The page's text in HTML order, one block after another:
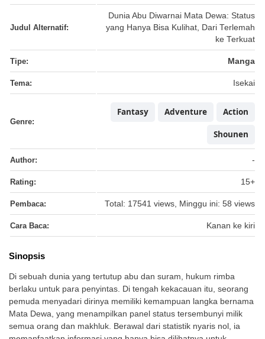
Judul Alternatif:
Dunia Abu Diwarnai Mata Dewa: Status
yang Hanya Bisa Kulihat, Dari Terlemah
ke Terkuat
Tipe: Manga
Tema: Isekai
Genre:
Action
Adventure
Fantasy
Shounen
Author: -
Rating: 15+
Pembaca: Total: 17541 views, Minggu ini: 58 views
Cara Baca: Kanan ke kiri
Sinopsis
Di sebuah dunia yang tertutup abu dan suram, hukum rimba
berlaku untuk para penyintas. Di tengah kekacauan itu, seorang
pemuda menyadari dirinya memiliki kemampuan langka bernama
Mata Dewa, yang menampilkan panel status tersembunyi milik
semua orang dan makhluk. Berawal dari statistik nyaris nol, ia